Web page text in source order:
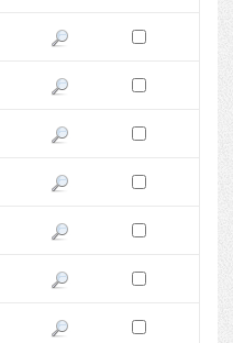
Pokaż podgląd wersji z dnia
Zaznacz wersję do
Pokaż podgląd wersji z dnia
Zaznacz wersję do
Pokaż podgląd wersji z dnia
Zaznacz wersję do
Pokaż podgląd wersji z dnia
Zaznacz wersję do
Pokaż podgląd wersji z dnia
Zaznacz wersję do
Pokaż podgląd wersji z dnia
Zaznacz wersję do
Pokaż podgląd wersji z dnia
Zaznacz wersję do